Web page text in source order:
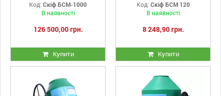
Код: Скіф БСМ-1000
В наявності
126 500,00 грн.
Купити
Код: Скіф БСМ 120
В наявності
8 248,90 грн.
Купити